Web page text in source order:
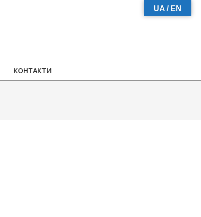
КОНТАКТИ
UA / EN